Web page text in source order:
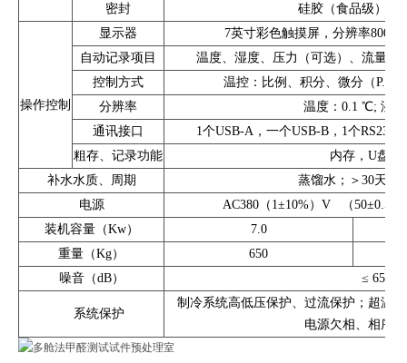
密封
硅胶（食品级）、
操作控制
显示器
7英寸彩色触摸屏，分辨率
自动记录项目
温度、湿度、压力（可选）、流量（
控制方式
温控：比例、积分、微分（
分辨率
温度：0.1 ℃; 湿度
通讯接口
1个USB-A，一个USB-B，1个RS232
粗存、记录功能
内存，U盘，
补水水质、周期
蒸馏水；＞30天（
电源
AC380（1±10%）V （50±0.5
装机容量（Kw）
7.0
重量（Kg）
650
噪音（dB）
≤ 65dB
系统保护
制冷系统高低压保护、过流保护；超温
电源欠相、相序